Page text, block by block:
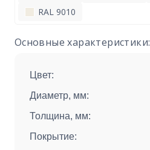
RAL 9010
Основные характеристики:
Цвет:
Диаметр, мм:
Толщина, мм:
Покрытие: